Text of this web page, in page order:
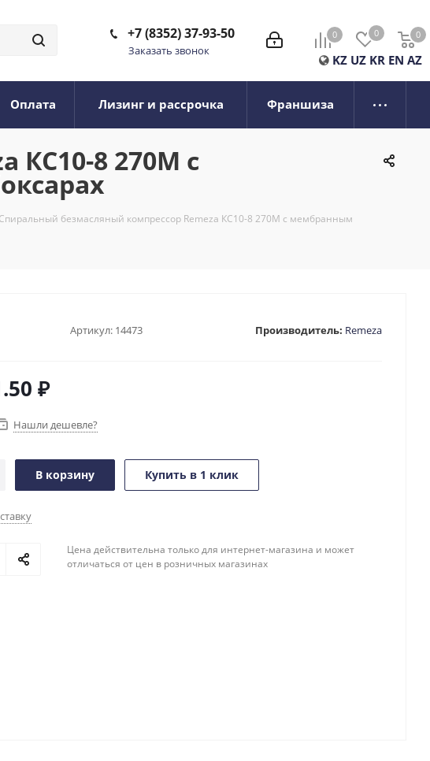
0 0 0
0
KZ UZ KR EN AZ
+7 (8352) 37-93-50
Заказать звонок
Оплата Лизинг и рассрочка Франшиза
КС10-8 270М с
Спиральный безмасляный компрессор Remeza КС10-8 270М с мембранным
Артикул: 14473 Производитель: Remeza
₽
Нашли дешевле?
В корзину Купить в 1 клик
Цена действительна только для интернет-магазина и может
отличаться от цен в розничных магазинах